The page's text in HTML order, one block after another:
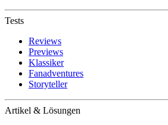
Tests
Reviews
Previews
Klassiker
Fanadventures
Storyteller
Artikel & Lösungen